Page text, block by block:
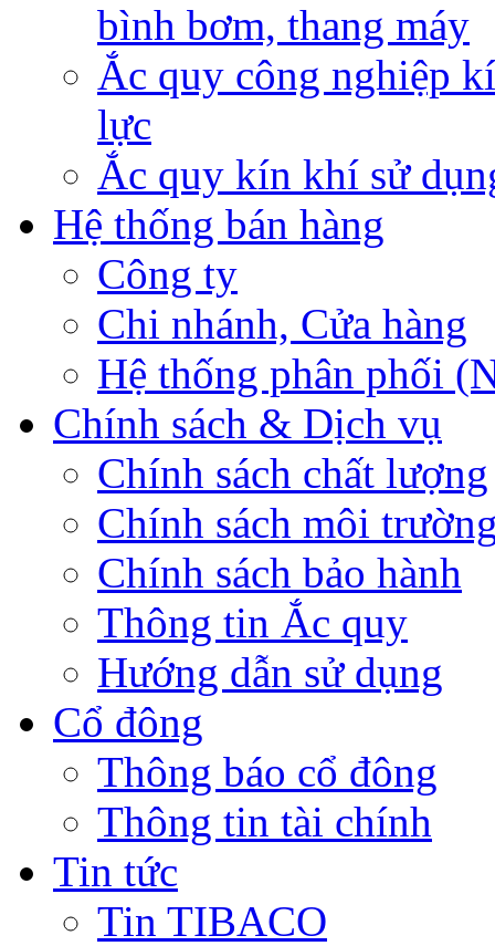
bình bơm, thang máy
Ắc quy công nghiệp
lực
Ắc quy kín khí sử
Hệ thống bán hàng
Công ty
Chi nhánh, Cửa hàng
Hệ thống phân phối
Chính sách & Dịch vụ
Chính sách chất lượng
Chính sách môi
Chính sách bảo hành
Thông tin Ắc quy
Hướng dẫn sử dụng
Cổ đông
Thông báo cổ đông
Thông tin tài chính
Tin tức
Tin TIBACO